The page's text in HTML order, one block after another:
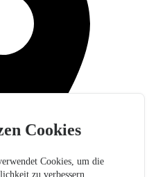
Cookies
Cookies, um die
zu verbessern.